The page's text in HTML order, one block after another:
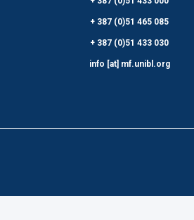
+ 387 (0)51 465 085
+ 387 (0)51 433 030
info [at] mf.unibl.org